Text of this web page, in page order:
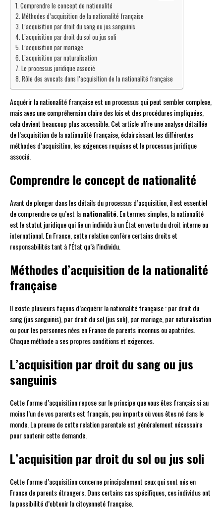
Comprendre le concept de nationalité
Méthodes d’acquisition de la nationalité française
L’acquisition par droit du sang ou jus sanguinis
L’acquisition par droit du sol ou jus soli
L’acquisition par mariage
L’acquisition par naturalisation
Le processus juridique associé
Rôle des avocats dans l’acquisition de la nationalité française
Acquérir la nationalité française est un processus qui peut sembler complexe,
mais avec une compréhension claire des lois et des procédures impliquées,
cela devient beaucoup plus accessible. Cet article offre une analyse détaillée
de l’acquisition de la nationalité française, éclaircissant les différentes
méthodes d’acquisition, les exigences requises et le processus juridique
associé.
Comprendre le concept de nationalité
Avant de plonger dans les détails du processus d’acquisition, il est essentiel
de comprendre ce qu’est lanationalité . En termes simples, la nationalité
est le statut juridique qui lie un individu à un État en vertu du droit interne ou
international. En France, cette relation confère certains droits et
responsabilités tant à l’État qu’à l’individu.
Méthodes d’acquisition de la nationalité
française
Il existe plusieurs façons d’acquérir la nationalité française : par droit du
sang (jus sanguinis), par droit du sol (jus soli), par mariage, par naturalisation
ou pour les personnes nées en France de parents inconnus ou apatrides.
Chaque méthode a ses propres conditions et exigences.
L’acquisition par droit du sang ou jus
sanguinis
Cette forme d’acquisition repose sur le principe que vous êtes français si au
moins l’un de vos parents est français, peu importe où vous êtes né dans le
monde. La preuve de cette relation parentale est généralement nécessaire
pour soutenir cette demande.
L’acquisition par droit du sol ou jus soli
Cette forme d’acquisition concerne principalement ceux qui sont nés en
France de parents étrangers. Dans certains cas spécifiques, ces individus ont
la possibilité d’obtenir la citoyenneté française.